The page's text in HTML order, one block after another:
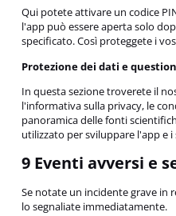
Qui potete attivare un codice
l'app può essere aperta solo
specificato. Così proteggete i
Protezione dei dati e
In questa sezione troverete il
l'informativa sulla privacy, le
panoramica delle fonti
utilizzato per sviluppare l'app e
9 Eventi avversi e
Se notate un incidente grave in
lo segnaliate immediatamente.